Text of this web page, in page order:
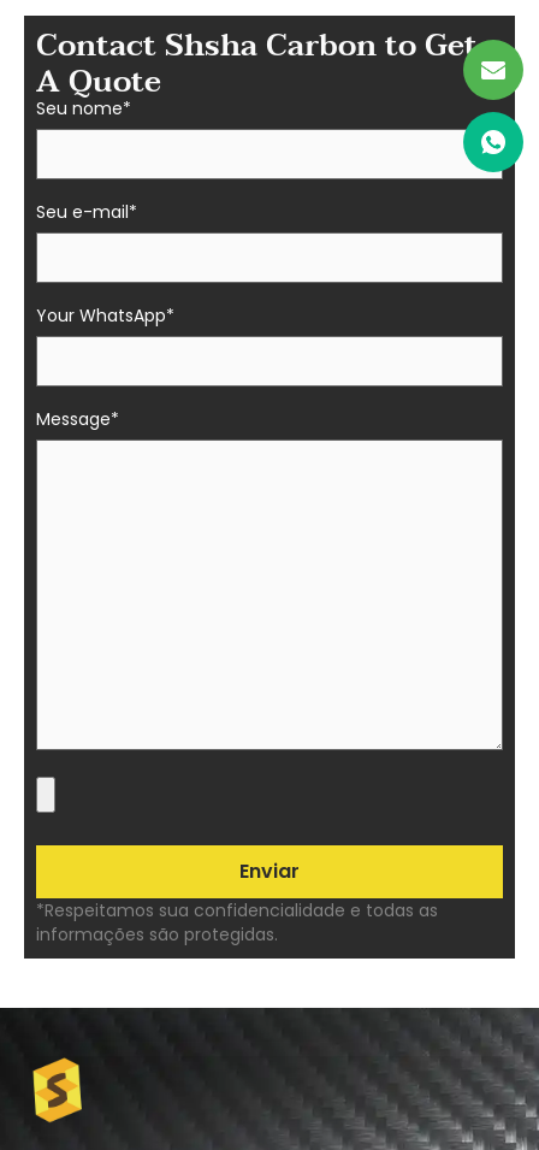
Contact Shsha Carbon to Get
A Quote
Seu nome*
Seu e-mail*
Your WhatsApp*
Message*
*Respeitamos sua confidencialidade e todas as
informações são protegidas.